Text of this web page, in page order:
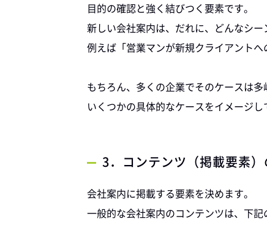
目的の確認と強く結びつく要素です。
新しい会社案内は、だれに、どんなシ
例えば「営業マンが新規クライアント
もちろん、多くの企業でそのケースは多
いくつかの具体的なケースをイメージ
3．コンテンツ（掲載要素）
会社案内に掲載する要素を決めます。
一般的な会社案内のコンテンツは、下記